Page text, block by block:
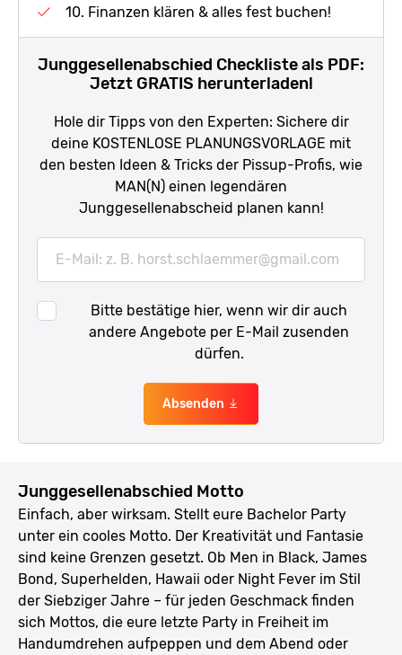
10. Finanzen klären & alles fest buchen!
Junggesellenabschied Checkliste als PDF:
Jetzt GRATIS herunterladen!
Hole dir Tipps von den Experten: Sichere dir
deine KOSTENLOSE PLANUNGSVORLAGE mit
den besten Ideen & Tricks der Pissup-Profis, wie
MAN(N) einen legendären
Junggesellenabscheid planen kann!
Jetzt
herunterladen
label
Bitte bestätige hier, wenn wir dir auch
andere Angebote per E-Mail zusenden
dürfen.
Absenden
Junggesellenabschied Motto
Einfach, aber wirksam. Stellt eure Bachelor Party
unter ein cooles Motto. Der Kreativität und Fantasie
sind keine Grenzen gesetzt. Ob Men in Black, James
Bond, Superhelden, Hawaii oder Night Fever im Stil
der Siebziger Jahre – für jeden Geschmack finden
sich Mottos, die eure letzte Party in Freiheit im
Handumdrehen aufpeppen und dem Abend oder